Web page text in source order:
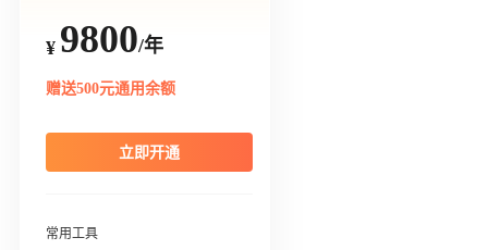
¥ 9800/年
赠送500元通用余额
立即开通
常用工具